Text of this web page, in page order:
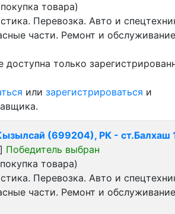
товара)
Перевозка. Авто и
части. Ремонт и
доступна только
или зарегистрироваться и
(699204), РК - ст.Балхаш
Победитель выбран
товара)
Перевозка. Авто и
части. Ремонт и